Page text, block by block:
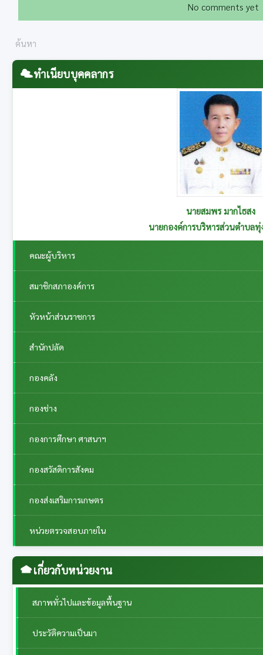
No comments yet
ทำเนียบบุคคลากร
นายสุนทร อาษานอก
รองนายกองค์การบริหารส่วนตำบลทุ่งกระเต็น รับผิดชอบกอ
คณะผู้บริหาร
สมาชิกสภาองค์การ
หัวหน้าส่วนราชการ
สำนักปลัด
กองคลัง
กองช่าง
กองการศึกษา ศาสนาฯ
กองสวัสดิการสังคม
กองส่งเสริมการเกษตร
หน่วยตรวจสอบภายใน
เกี่ยวกับหน่วยงาน
สภาพทั่วไปและข้อมูลพื้นฐาน
ประวัติความเป็นมา